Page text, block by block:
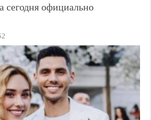
сегодня официально